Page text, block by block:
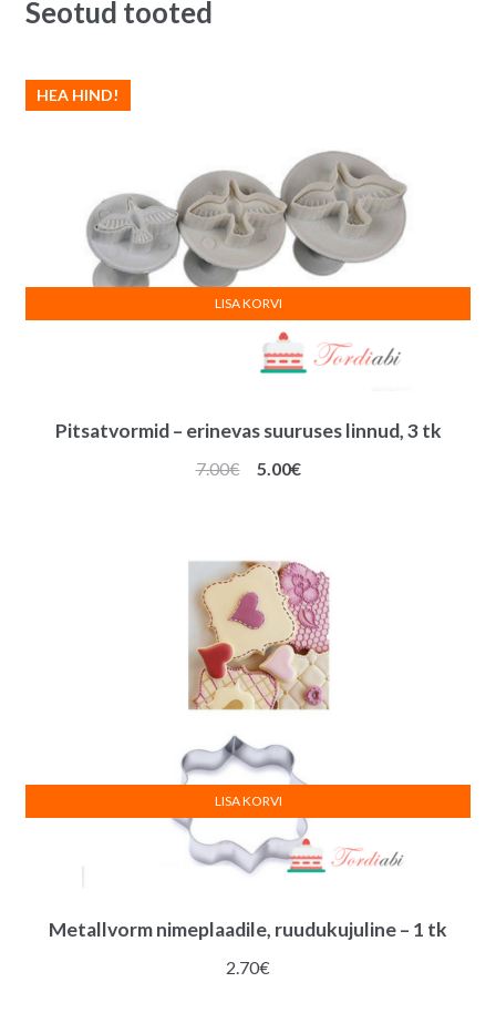
Seotud tooted
Pitsatvormid – erinevas suuruses linnud, 3 tk
HEA HIND!
7.00€
Algne
5.00€Praegune
LISA KORVI
Metallvorm nimeplaadile, ruudukujuline – 1 tk
2.70€
LISA KORVI